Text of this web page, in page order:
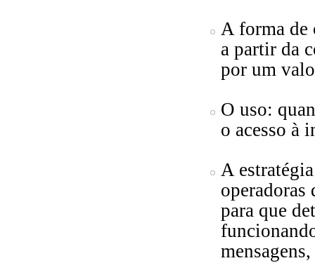
A forma de
a partir da
por um
O uso:
o acesso à
A
operadoras
para que